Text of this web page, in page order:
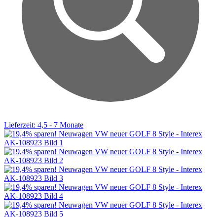
Lieferzeit: 4,5 - 7 Monate